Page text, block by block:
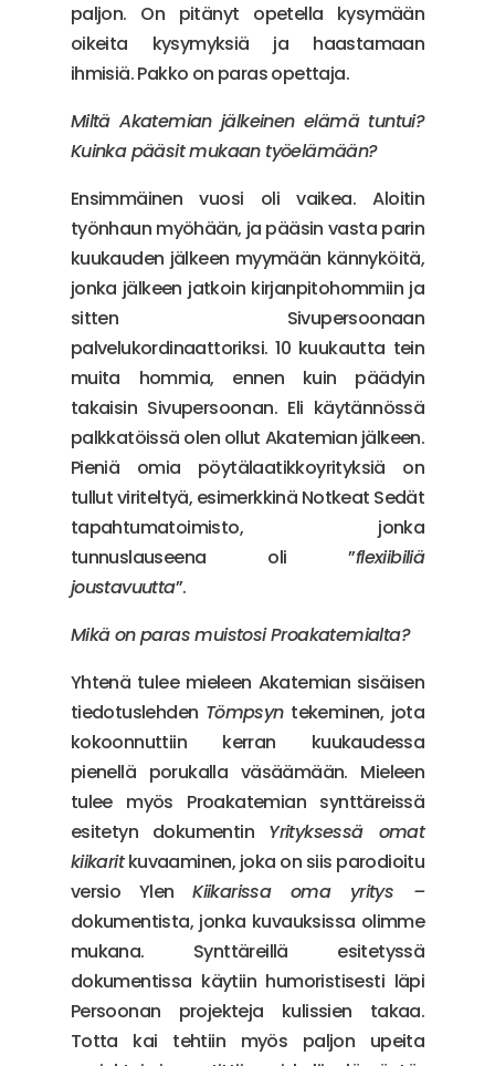
paljon. On pitänyt opetella kysymään
oikeita kysymyksiä ja haastamaan
ihmisiä. Pakko on paras opettaja.
Miltä Akatemian jälkeinen elämä tuntui?
Kuinka pääsit mukaan työelämään?
Ensimmäinen vuosi oli vaikea. Aloitin
työnhaun myöhään, ja pääsin vasta parin
kuukauden jälkeen myymään kännyköitä,
jonka jälkeen jatkoin kirjanpitohommiin ja
sitten Sivupersoonaan
palvelukordinaattoriksi. 10 kuukautta tein
muita hommia, ennen kuin päädyin
takaisin Sivupersoonan. Eli käytännössä
palkkatöissä olen ollut Akatemian jälkeen.
Pieniä omia pöytälaatikkoyrityksiä on
tullut viriteltyä, esimerkkinä Notkeat Sedät
tapahtumatoimisto, jonka
tunnuslauseena oli ”flexiibiliä
joustavuutta”.
Mikä on paras muistosi Proakatemialta?
Yhtenä tulee mieleen Akatemian sisäisen
tiedotuslehden Tömpsyntekeminen, jota
kokoonnuttiin kerran kuukaudessa
pienellä porukalla väsäämään. Mieleen
tulee myös Proakatemian synttäreissä
esitetyn dokumentin Yrityksessä omat
kiikaritkuvaaminen, joka on siis parodioitu
versio YlenKiikarissa oma yritys –
dokumentista, jonka kuvauksissa olimme
mukana. Synttäreillä esitetyssä
dokumentissa käytiin humoristisesti läpi
Persoonan projekteja kulissien takaa.
Totta kai tehtiin myös paljon upeita